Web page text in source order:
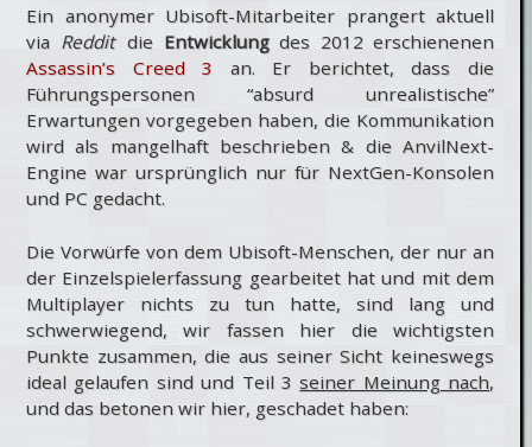
Ein anonymer Ubisoft-Mitarbeiter prangert aktuell
via Redditdie Entwicklungdes 2012 erschienenen
Assassin’s Creed 3 an. Er berichtet, dass die
Führungspersonen “absurd unrealistische”
Erwartungen vorgegeben haben, die Kommunikation
wird als mangelhaft beschrieben & die AnvilNext-
Engine war ursprünglich nur für NextGen-Konsolen
und PC gedacht.
Die Vorwürfe von dem Ubisoft-Menschen, der nur an
der Einzelspielerfassung gearbeitet hat und mit dem
Multiplayer nichts zu tun hatte, sind lang und
schwerwiegend, wir fassen hier die wichtigsten
Punkte zusammen, die aus seiner Sicht keineswegs
ideal gelaufen sind und Teil 3seiner Meinung nach,
und das betonen wir hier, geschadet haben: